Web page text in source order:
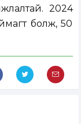
2024
болж, 50